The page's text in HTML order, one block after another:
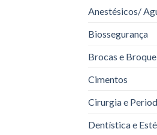
Anestésicos/
Biossegurança
Brocas e
Cimentos
Cirurgia e
Dentística e